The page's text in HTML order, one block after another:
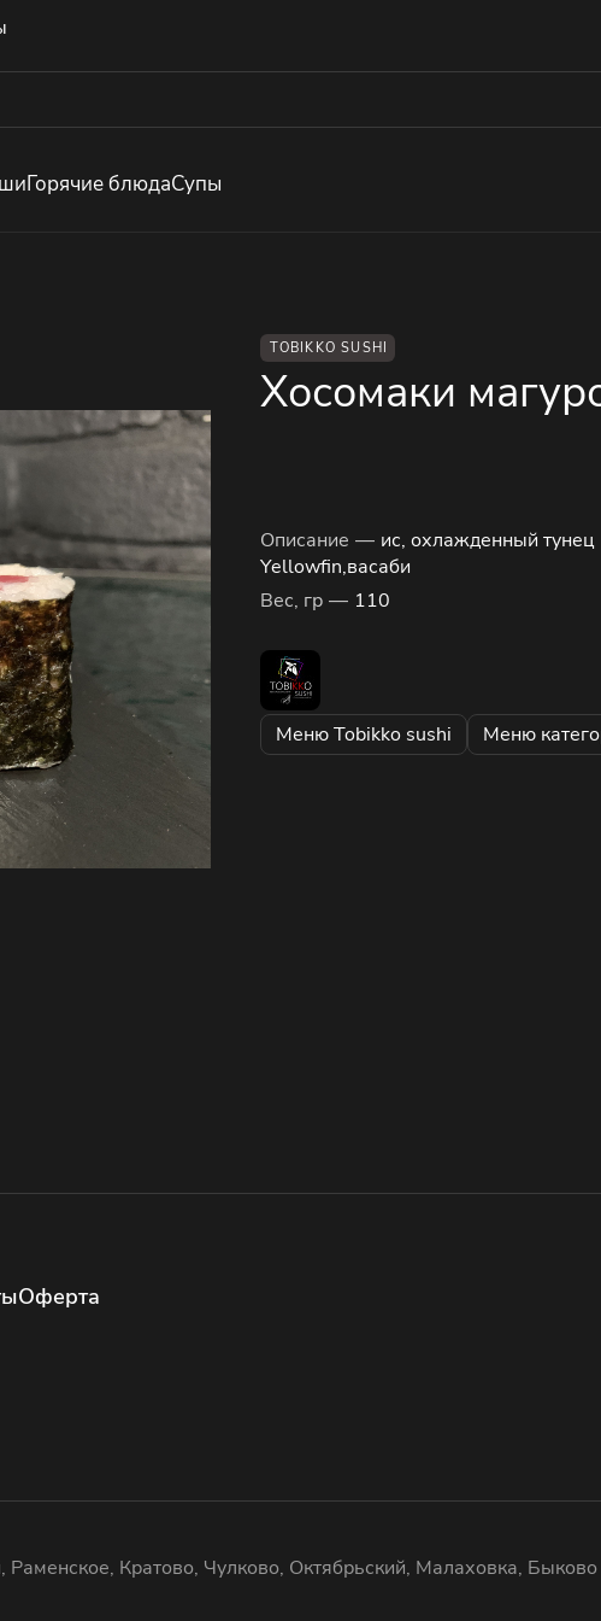
Горячие блюдаСупы
TOBIKKO SUSHI
Хосомаки
Описание — ис, охлажденный тунец
Yellowfin,васаби
Вес, гр — 110
Меню Tobikko sushi Меню
Оферта
Кратово, Чулково, Октябрьский, Малаховка, Быково